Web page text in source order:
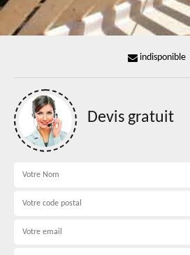
indisponible
Devis gratuit